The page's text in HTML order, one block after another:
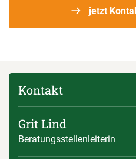
jetzt
Kontakt
Grit Lind
Beratungsstellenleiterin